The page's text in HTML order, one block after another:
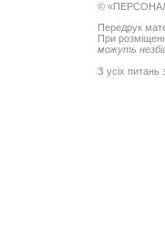
© «ПЕРСОНАЛ
Передрук
При
можуть
З усіх питань